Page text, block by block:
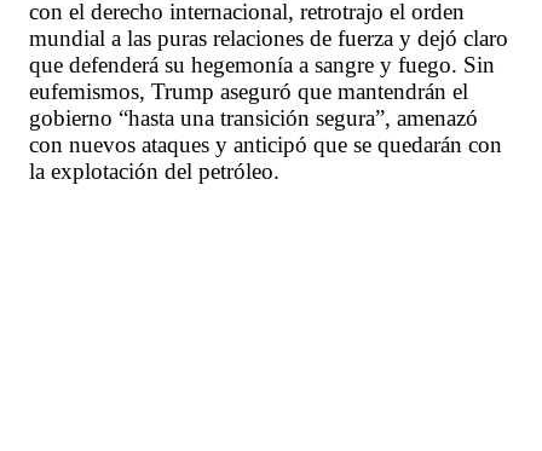
con el derecho internacional, retrotrajo el orden
mundial a las puras relaciones de fuerza y dejó claro
que defenderá su hegemonía a sangre y fuego. Sin
eufemismos, Trump aseguró que mantendrán el
gobierno “hasta una transición segura”, amenazó
con nuevos ataques y anticipó que se quedarán con
la explotación del petróleo.